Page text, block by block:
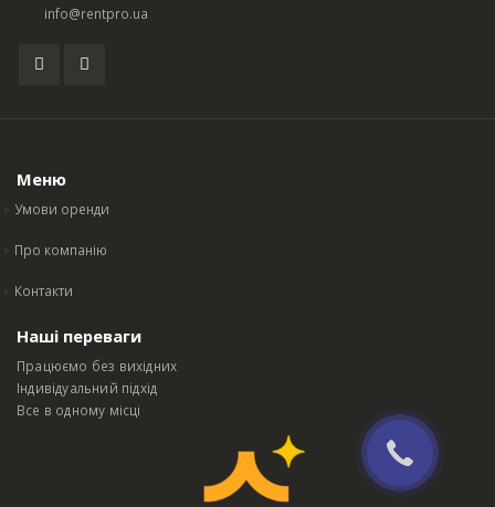
info@rentpro.ua
Меню
Умови оренди
Про компанію
Контакти
Наші переваги
Працюємо без вихідних
Індивідуальний підхід
Все в одному місці